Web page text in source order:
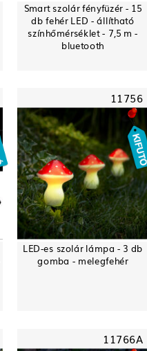
Smart szolár fényfüzér - 15
db fehér LED - állítható
színhőmérséklet - 7,5 m -
bluetooth
11756
LED-es szolár lámpa - 3 db
gomba - melegfehér
11766A